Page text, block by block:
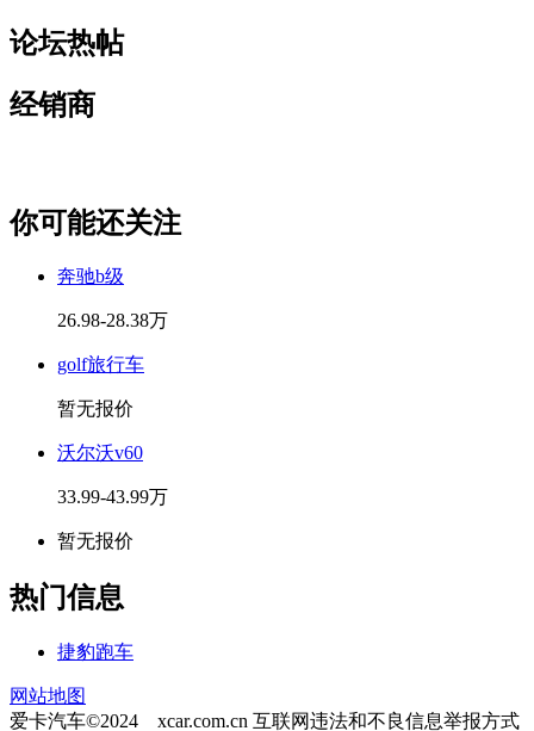
论坛热帖
经销商
你可能还关注
奔驰b级
26.98-28.38万
golf旅行车
暂无报价
沃尔沃v60
33.99-43.99万
暂无报价
热门信息
捷豹跑车
网站地图
爱卡汽车©2024 xcar.com.cn 互联网违法和不良信息举报方式